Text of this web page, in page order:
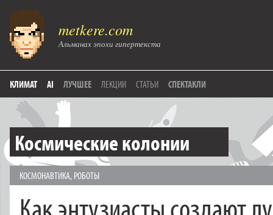
metkere.com
Альманах эпохи гипертекста
КЛИМАТ AI ЛУЧШЕЕ ЛЕКЦИИ СТАТЬИ СПЕКТАКЛИ
Космические колонии
КОСМОНАВТИКА, РОБОТЫ
Как энтузиасты создают